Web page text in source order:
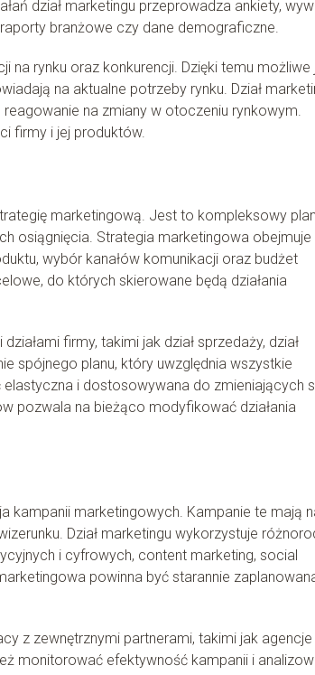
dział marketingu przeprowadza ankiety,
branżowe czy dane demograficzne.
na rynku oraz konkurencji. Dzięki temu możliwe
na aktualne potrzeby rynku. Dział
na zmiany w otoczeniu rynkowym.
firmy i jej produktów.
marketingową. Jest to kompleksowy plan
osiągnięcia. Strategia marketingowa obejmuje
wybór kanałów komunikacji oraz budżet
do których skierowane będą działania
firmy, takimi jak dział sprzedaży, dział
spójnego planu, który uwzględnia wszystkie
i dostosowywana do zmieniających
pozwala na bieżąco modyfikować działania
kampanii marketingowych. Kampanie te mają
Dział marketingu wykorzystuje
i cyfrowych, content marketing, social
powinna być starannie
z zewnętrznymi partnerami, takimi jak agencje
monitorować efektywność kampanii i